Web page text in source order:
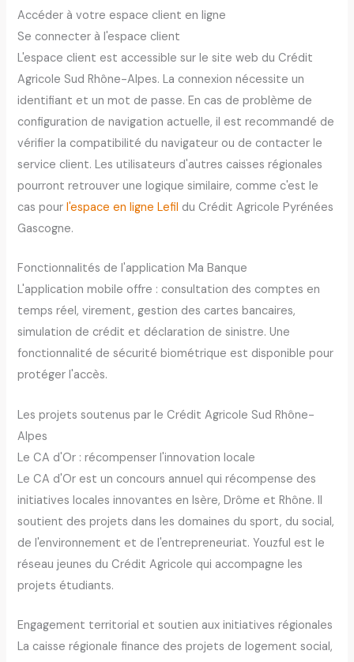
Accéder à votre espace client en ligne
Se connecter à l'espace client
L'espace client est accessible sur le site web du Crédit
Agricole Sud Rhône-Alpes. La connexion nécessite un
identifiant et un mot de passe. En cas de problème de
configuration de navigation actuelle, il est recommandé de
vérifier la compatibilité du navigateur ou de contacter le
service client. Les utilisateurs d'autres caisses régionales
pourront retrouver une logique similaire, comme c'est le
cas pourl'espace en ligne Lefil du Crédit Agricole Pyrénées
Gascogne.
Fonctionnalités de l'application Ma Banque
L'application mobile offre : consultation des comptes en
temps réel, virement, gestion des cartes bancaires,
simulation de crédit et déclaration de sinistre. Une
fonctionnalité de sécurité biométrique est disponible pour
protéger l'accès.
Les projets soutenus par le Crédit Agricole Sud Rhône-
Alpes
Le CA d'Or : récompenser l'innovation locale
Le CA d'Or est un concours annuel qui récompense des
initiatives locales innovantes en Isère, Drôme et Rhône. Il
soutient des projets dans les domaines du sport, du social,
de l'environnement et de l'entrepreneuriat. Youzful est le
réseau jeunes du Crédit Agricole qui accompagne les
projets étudiants.
Engagement territorial et soutien aux initiatives régionales
La caisse régionale finance des projets de logement social,